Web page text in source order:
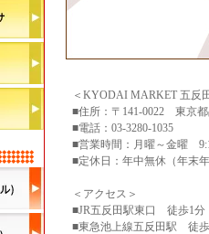
＜KYODAI MARKET 五反
■住所：〒141-0022 東京
■電話：03-3280-1035
■営業時間：月曜～金曜
■定休日：年中無休（年末年
＜アクセス＞
■JR五反田駅東口 徒歩1分
■東急池上線五反田駅 徒